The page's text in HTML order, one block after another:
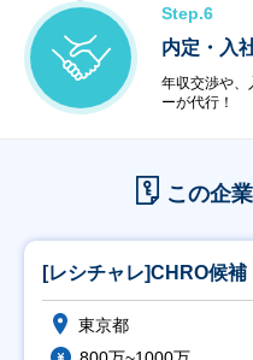
Step.6
内定・入
年収交渉や、
ーが代行！
この企
[レシチャレ]CHRO候補
東京都